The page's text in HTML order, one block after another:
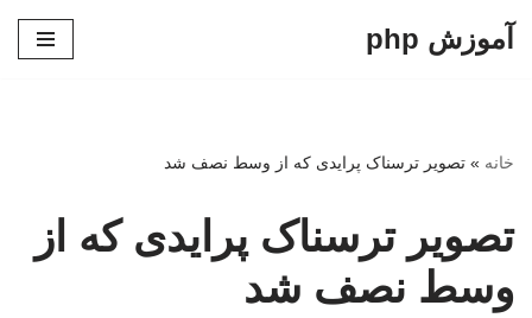
آموزش php
خانه » تصویر ترسناک پرایدی که از وسط نصف شد
تصویر ترسناک پرایدی که از
وسط نصف شد